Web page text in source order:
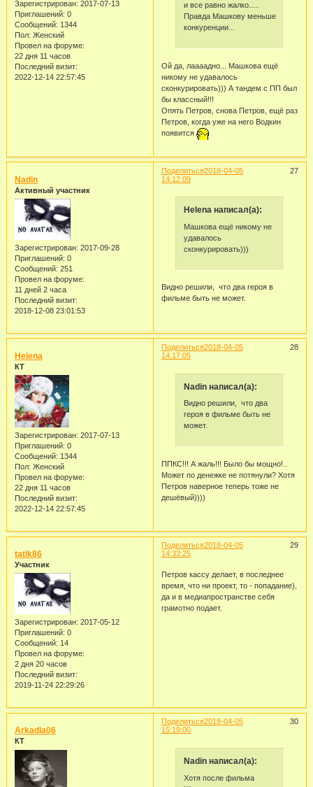
Зарегистрирован: 2017-07-13
Приглашений: 0
Сообщений: 1344
Пол: Женский
Провел на форуме:
22 дня 11 часов
Последний визит:
2022-12-14 22:57:45
и все равно жалко.....
Правда Машкову меньше
конкуренции...
Ой да, лаааадно... Машкова ещё
никому не удавалось
сконкурировать))) А тандем с ПП был
бы классный!!!
Опять Петров, снова Петров, ещё раз
Петров, когда уже на него Водкин
появится
Поделиться 27
2018-04-05
14:12:09
Nadin
Активный участник
Зарегистрирован: 2017-09-28
Приглашений: 0
Сообщений: 251
Провел на форуме:
11 дней 2 часа
Последний визит:
2018-12-08 23:01:53
Helena написал(а):
Машкова ещё никому не
удавалось
сконкурировать)))
Видно решили, что два героя в
фильме быть не может.
Поделиться 28
2018-04-05
14:17:05
Helena
КТ
Зарегистрирован: 2017-07-13
Приглашений: 0
Сообщений: 1344
Пол: Женский
Провел на форуме:
22 дня 11 часов
Последний визит:
2022-12-14 22:57:45
Nadin написал(а):
Видно решили, что два
героя в фильме быть не
может.
ППКС!!! А жаль!!! Было бы мощно!..
Может по денежке не потянули? Хотя
Петров наверное теперь тоже не
дешёвый))))
Поделиться 29
2018-04-05
14:33:25
tatik86
Участник
Зарегистрирован: 2017-05-12
Приглашений: 0
Сообщений: 14
Провел на форуме:
2 дня 20 часов
Последний визит:
2019-11-24 22:29:26
Петров кассу делает, в последнее
время, что ни проект, то - попадание),
да и в медиапространстве себя
грамотно подает.
Поделиться 30
2018-04-05
15:19:00
Arkadia06
КТ
Nadin написал(а):
Хотя после фильма